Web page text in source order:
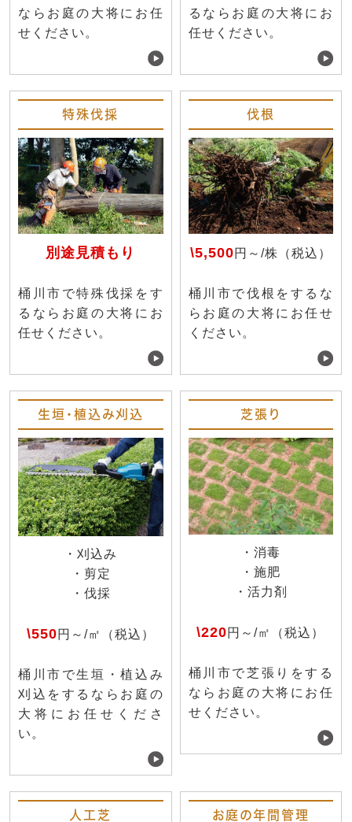
ならお庭の大将にお任
せください。
るならお庭の大将にお
任せください。
特殊伐採
別途見積もり
桶川市で特殊伐採をす
るならお庭の大将にお
任せください。
伐根
\5,500円～/株（税込）
桶川市で伐根をするな
らお庭の大将にお任せ
ください。
生垣・植込み刈込
・刈込み
・剪定
・伐採
\550円～/㎡（税込）
桶川市で生垣・植込み
刈込をするならお庭の
大将にお任せくださ
い。
芝張り
・消毒
・施肥
・活力剤
\220円～/㎡（税込）
桶川市で芝張りをする
ならお庭の大将にお任
せください。
人工芝 お庭の年間管理